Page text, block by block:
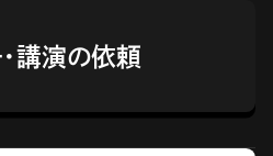
講演の依頼